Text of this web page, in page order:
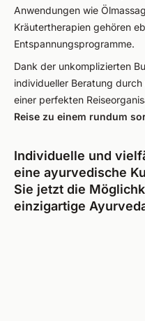
Anwendungen wie
Kräutertherapien gehören
Entspannungsprogramme.
Dank der unkomplizierten
individueller Beratung
einer perfekten
Reise zu einem rundum
Individuelle und
eine ayurvedische
Sie jetzt die
einzigartige